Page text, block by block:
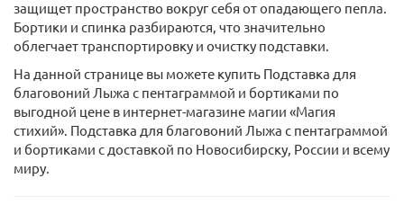
защищет пространство вокруг себя от опадающего пепла.
Бортики и спинка разбираются, что значительно
облегчает транспортировку и очистку подставки.
На данной странице вы можете купить Подставка для
благовоний Лыжа с пентаграммой и бортиками по
выгодной цене в интернет-магазине магии «Магия
стихий». Подставка для благовоний Лыжа с пентаграммой
и бортиками с доставкой по Новосибирску, России и всему
миру.